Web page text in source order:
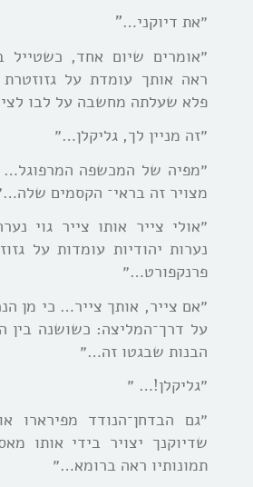
״את דיוקני…”
״אומרים שיום אחד, כשטייל
ראה אותך עומדת על
פלא שעלתה מחשבה על לבו
״זה מניין לך, גליקלן…״
״מפיה של המכשפה המרפוגל…
מצויר זה בראי־ הקסמים
״אולי צייר אותו צייר גוי
נערות יהודיות עומדות על
פרנקפורט…״
״אם צייר, אותך צייר… כי מן
על דרך־המליצה: כשושנה בין
הבנות שבגטו זה…״
״גליקלן!… ״
״גם הבדחן־הנודד מפירארו
שדיוקנך יצויר בידי אותו
תמונותיו ראה ברומא…״